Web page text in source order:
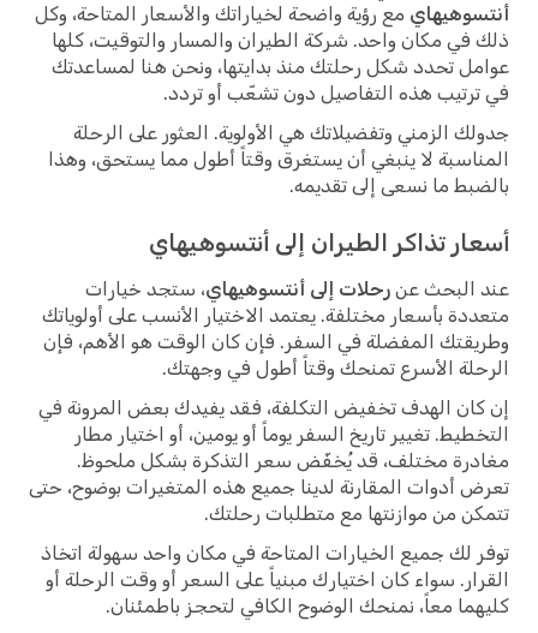
أنتسوهيهاي مع رؤية واضحة لخياراتك والأسعار المتاحة، وكل
ذلك في مكان واحد. شركة الطيران والمسار والتوقيت، كلها
عوامل تحدد شكل رحلتك منذ بدايتها، ونحن هنا لمساعدتك
في ترتيب هذه التفاصيل دون تشعّب أو تردد.
جدولك الزمني وتفضيلاتك هي الأولوية. العثور على الرحلة
المناسبة لا ينبغي أن يستغرق وقتاً أطول مما يستحق، وهذا
بالضبط ما نسعى إلى تقديمه.
أسعار تذاكر الطيران إلى أنتسوهيهاي
عند البحث عن رحلات إلى أنتسوهيهاي، ستجد خيارات
متعددة بأسعار مختلفة. يعتمد الاختيار الأنسب على أولوياتك
وطريقتك المفضلة في السفر. فإن كان الوقت هو الأهم، فإن
الرحلة الأسرع تمنحك وقتاً أطول في وجهتك.
إن كان الهدف تخفيض التكلفة، فقد يفيدك بعض المرونة في
التخطيط. تغيير تاريخ السفر يوماً أو يومين، أو اختيار مطار
مغادرة مختلف، قد يُخفّض سعر التذكرة بشكل ملحوظ.
تعرض أدوات المقارنة لدينا جميع هذه المتغيرات بوضوح، حتى
تتمكن من موازنتها مع متطلبات رحلتك.
توفر لك جميع الخيارات المتاحة في مكان واحد سهولة اتخاذ
القرار. سواء كان اختيارك مبنياً على السعر أو وقت الرحلة أو
كليهما معاً، نمنحك الوضوح الكافي لتحجز باطمئنان.